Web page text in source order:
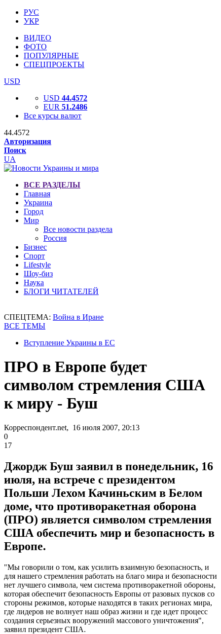
РУС
УКР
ВИДЕО
ФОТО
ПОПУЛЯРНЫЕ
СПЕЦПРОЕКТЫ
USD
USD 44.4572
EUR 51.2486
Все курсы валют
44.4572
Авторизация
Поиск
UA
ВСЕ РАЗДЕЛЫ
Главная
Украина
Город
Мир
Все новости раздела
Россия
Бизнес
Спорт
Lifestyle
Шоу-биз
Наука
БЛОГИ ЧИТАТЕЛЕЙ
СПЕЦТЕМА: Война в Иране
ВСЕ ТЕМЫ
Вступление Украины в ЕС
ПРО в Европе будет
символом стремления США
к миру - Буш
Корреспондент.net, 16 июля 2007, 20:13
0
17
Джордж Буш заявил в понедельник, 16
июля, на встрече с президентом
Польши Лехом Качиньским в Белом
доме, что противоракетная оборона
(ПРО) является символом стремления
США обеспечить мир и безопасность в
Европе.
"Мы говорили о том, как усилить взаимную безопасность, и
для нашего стремления работать на благо мира и безопасности
нет лучшего символа, чем система противоракетной обороны,
которая обеспечит безопасность Европы от разовых пусков со
стороны режимов, которые находятся в таких регионах мира,
где лидеров не волнует наш образ жизни и где идет процесс
создания серьезных вооружений массового уничтожения",
заявил президент США.